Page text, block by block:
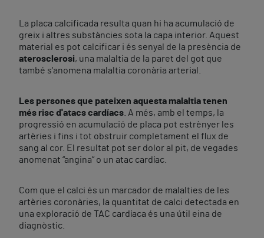
La placa calcificada resulta quan hi ha acumulació de
greix i altres substàncies sota la capa interior. Aquest
material es pot calcificar i és senyal de la presència de
aterosclerosi, una malaltia de la paret del got que
també s'anomena malaltia coronària arterial.
Les persones que pateixen aquesta malaltia tenen
més risc d'atacs cardíacs . A més, amb el temps, la
progressió en acumulació de placa pot estrènyer les
artèries i fins i tot obstruir completament el flux de
sang al cor. El resultat pot ser dolor al pit, de vegades
anomenat “angina” o un atac cardíac.
Com que el calci és un marcador de malalties de les
artèries coronàries, la quantitat de calci detectada en
una exploració de TAC cardíaca és una útil eina de
diagnòstic.